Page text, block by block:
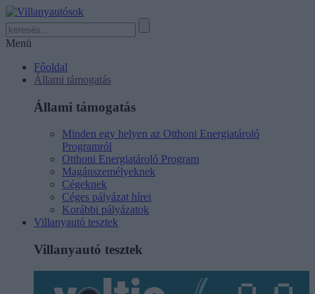
Menü
Főoldal
Állami támogatás
Állami támogatás
Minden egy helyen az Otthoni Energiatároló
Programról
Otthoni Energiatároló Program
Magánszemélyeknek
Cégeknek
Céges pályázat hírei
Korábbi pályázatok
Villanyautó tesztek
Villanyautó tesztek